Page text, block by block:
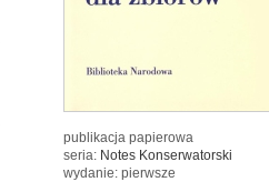
publikacja papierowa
seria: Notes Konserwatorski
wydanie: pierwsze